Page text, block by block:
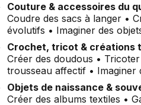
Couture & accessoires du
Coudre des sacs à langer •
évolutifs • Imaginer des
Crochet, tricot & créations
Créer des doudous •
trousseau affectif • Imaginer
Objets de naissance &
Créer des albums textiles •